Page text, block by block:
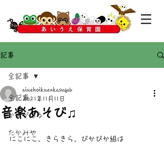
記事
全記事
かすがばる
たかみや
全記事
音楽あそび♫
aiuehoikuenkasugab
2021年11月11日
にこにこ、きらきら、ぴかぴか組は